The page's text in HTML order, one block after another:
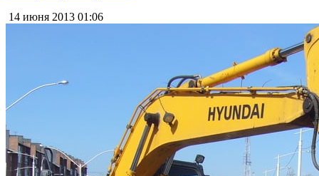
14 июня 2013 01:06